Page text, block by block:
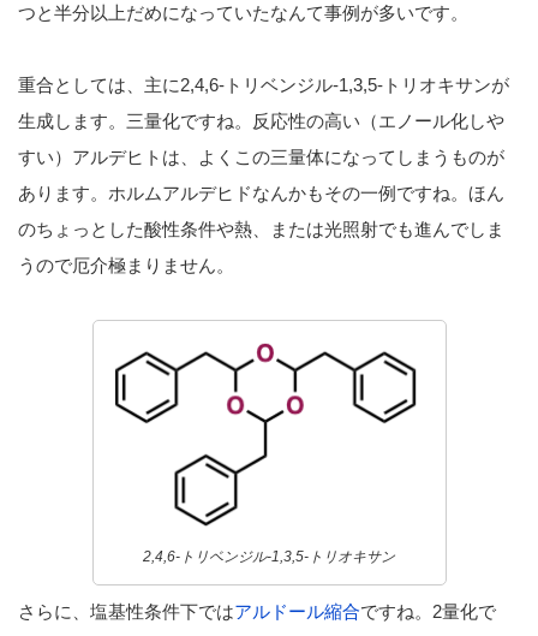
つと半分以上だめになっていたなんて事例が多いです。
重合としては、主に2,4,6-トリベンジル-1,3,5-トリオキサンが
生成します。三量化ですね。反応性の高い（エノール化しや
すい）アルデヒトは、よくこの三量体になってしまうものが
あります。ホルムアルデヒドなんかもその一例ですね。ほん
のちょっとした酸性条件や熱、または光照射でも進んでしま
うので厄介極まりません。
2,4,6-トリベンジル-1,3,5-トリオキサン
さらに、塩基性条件下ではアルドール縮合ですね。2量化で